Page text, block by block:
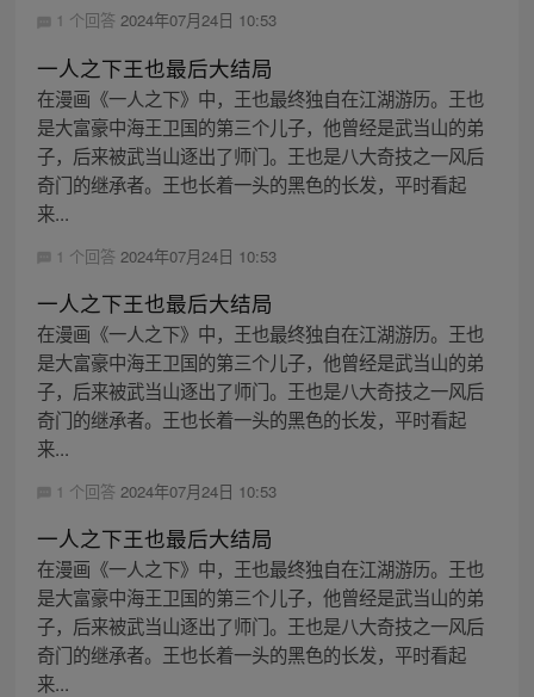
1 个回答 2024年07月24日 10:53
一人之下王也最后大结局
在漫画《一人之下》中，王也最终独自在江湖游历。王也
是大富豪中海王卫国的第三个儿子，他曾经是武当山的弟
子，后来被武当山逐出了师门。王也是八大奇技之一风后
奇门的继承者。王也长着一头的黑色的长发，平时看起
来...
1 个回答 2024年07月24日 10:53
一人之下王也最后大结局
在漫画《一人之下》中，王也最终独自在江湖游历。王也
是大富豪中海王卫国的第三个儿子，他曾经是武当山的弟
子，后来被武当山逐出了师门。王也是八大奇技之一风后
奇门的继承者。王也长着一头的黑色的长发，平时看起
来...
1 个回答 2024年07月24日 10:53
一人之下王也最后大结局
在漫画《一人之下》中，王也最终独自在江湖游历。王也
是大富豪中海王卫国的第三个儿子，他曾经是武当山的弟
子，后来被武当山逐出了师门。王也是八大奇技之一风后
奇门的继承者。王也长着一头的黑色的长发，平时看起
来...